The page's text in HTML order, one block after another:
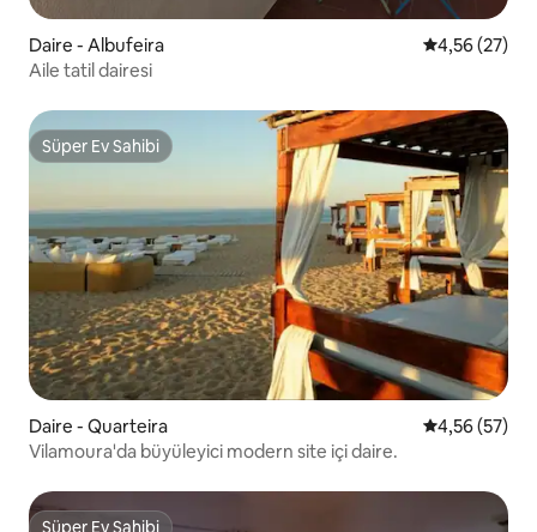
Daire - Albufeira 5 üzerinden
4,56 (27)
Aile tatil dairesi
Süper Ev Sahibi
Süper Ev Sahibi
Daire - Quarteira 5 üzerinden
4,56 (57)
Vilamoura'da büyüleyici modern site içi daire.
Süper Ev Sahibi